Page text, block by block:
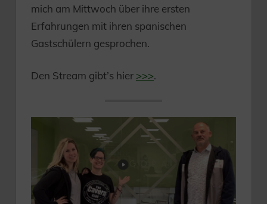
mich am Mittwoch über ihre ersten
Erfahrungen mit ihren spanischen
Gastschülern gesprochen.
Den Stream gibt’s hier >>>.